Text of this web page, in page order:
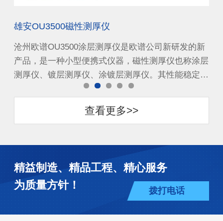
雄安OU3500磁性测厚仪
沧州欧谱OU3500涂层测厚仪是欧谱公司新研发的新
产品，是一种小型便携式仪器，磁性测厚仪也称涂层
测厚仪、镀层测厚仪、涂镀层测厚仪。其性能稳定…
查看更多>>
精益制造、精品工程、精心服务
为质量方针！
拨打电话